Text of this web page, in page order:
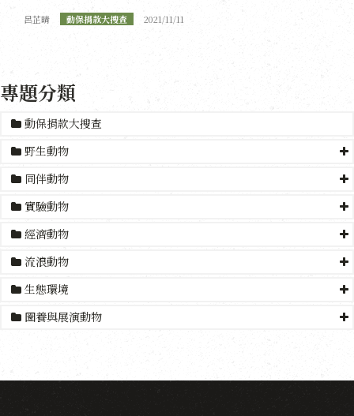
呂芷晴 動保捐款大搜查 2021/11/11
專題分類
動保捐款大搜查
野生動物
同伴動物
實驗動物
經濟動物
流浪動物
生態環境
圈養與展演動物